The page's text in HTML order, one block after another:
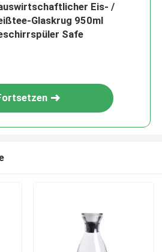
Eis- /
Glaskrug 950ml
Safe